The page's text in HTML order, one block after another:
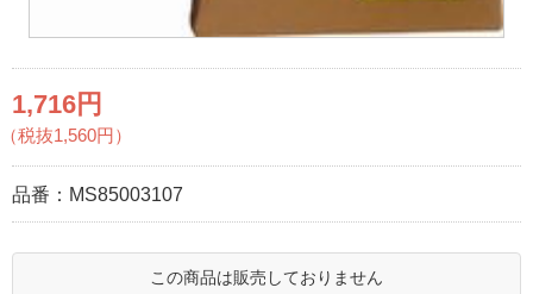
1,716円
（税抜1,560円）
品番： MS85003107
この商品は販売しておりません